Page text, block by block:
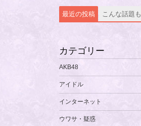
最近の投稿 こんな話題も
カテゴリー
AKB48
アイドル
インターネット
ウワサ・疑惑